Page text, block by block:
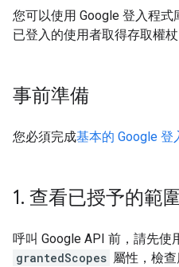
您可以使用 Google 登入程式
已登入的使用者取得存取權杖
事前準備
您必須完成基本的 Google 登
1. 查看已授予的範
呼叫 Google API 前，請先使
grantedScopes 屬性，檢